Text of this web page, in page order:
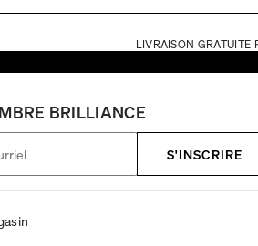
LIVRAISON GRATUITE
BRILLIANCE
S'INSCRIRE